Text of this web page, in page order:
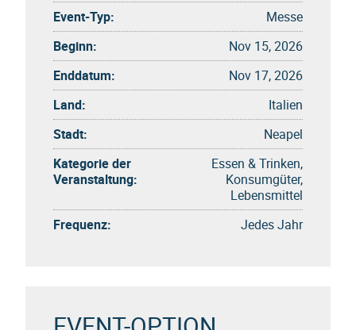
Event-Typ:
Messe
Beginn:
Nov 15, 2026
Enddatum:
Nov 17, 2026
Land:
Italien
Stadt:
Neapel
Kategorie der
Veranstaltung:
Essen & Trinken,
Konsumgüter,
Lebensmittel
Frequenz:
Jedes Jahr